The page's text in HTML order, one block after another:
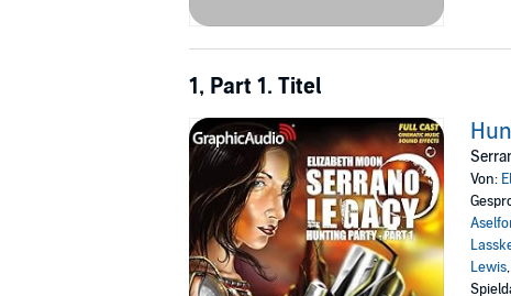
1, Part 1. Titel
Von:
Lewis,